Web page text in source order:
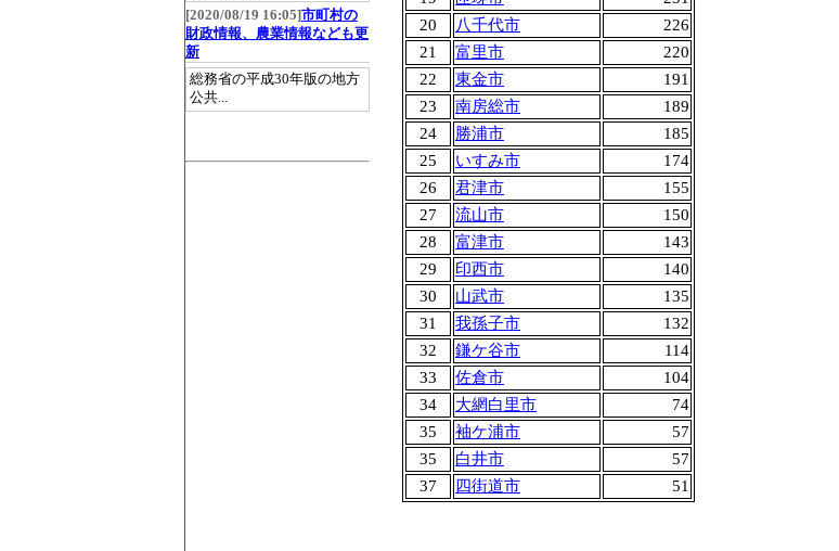
20
八千代市
226
21
富里市
220
22
東金市
191
23
南房総市
189
24
勝浦市
185
25
いすみ市
174
26
君津市
155
27
流山市
150
28
富津市
143
29
印西市
140
30
山武市
135
31
我孫子市
132
32
鎌ケ谷市
114
33
佐倉市
104
34
大網白里市
74
35
袖ケ浦市
57
35
白井市
57
37
四街道市 51
[2020/08/19 16:05]市町村の
財政情報、農業情報なども更
新
総務省の平成30年版の地方
公共...